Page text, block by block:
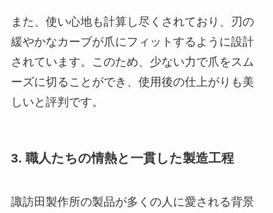
また、使い心地も計算し尽くされており、刃の
緩やかなカーブが爪にフィットするように設計
されています。このため、少ない力で爪をスム
ーズに切ることができ、使用後の仕上がりも美
しいと評判です。
3. 職人たちの情熱と一貫した製造工程
諏訪田製作所の製品が多くの人に愛される背景